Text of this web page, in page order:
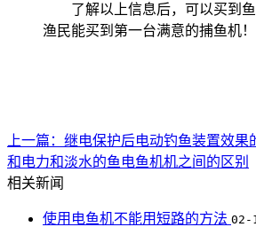
了解以上信息后，可以买到
渔民能买到第一台满意的捕鱼机！
上一篇：继电保护后电动钓鱼装置效果
和电力和淡水的鱼电鱼机机之间的区别
相关新闻
使用电鱼机不能用短路的方法 02-